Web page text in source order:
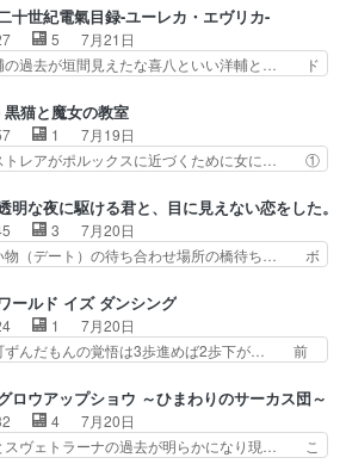
猫たちのその後が描か… 王子の旅の始まりは
にそうでしたよね！… リゼロ見終わっちゃっ
のぼの系がいいか…
の時台に乗ってるサラサ可愛いw学… ナイ
シフォンリッツの出番が多くて嬉し… 石田で
つワルだな。なぜ大猿に変身した… 2冊目の
の書は学長の手に1話冒頭と合… アリシアと
にロリ化されて学生にされ… これはいい黒沢
よ。笑いのセンスも合う… ナイエのリアクシ
が面白い。ローメイン…
十世紀電氣目録-ユーレカ・エヴリカ-
5
7月21日
の過去が垣間見えたな喜八といい洋輔と… ド
録に固執する理由もほぼ明らかとな… これ京
だったのかそのわりにはそこまで… 清六兄ち
と喜八、清六と洋輔それぞれの… 化学的作用
りて継続して…電池と称すっ… 洋輔、清六の
みんなで物作りで一気に… 作画は最高なのに
つまらない。やっぱ京… 天下り式に竹のフィ
ントが出てきたのは…
黒猫と魔女の教室
1
7月19日
トレアがポルックスに近づくために女に… ①
ストレアの野望による性転換、後半… アスト
君の作戦に皆巻き込まれてて草捕… アストレ
作った薬によって男女入れ替わ… アルトレア
ルックスのこと好きとは言え… アストレアが
騒動と賑やかでいいねw… 偉大な父を持つが
悩(独自のおっぱい論… 鉄板中の鉄板、性転
酩酊ネタの二連発(…
明な夜に駆ける君と、目に見えない恋をした。
3
7月20日
物（デート）の待ち合わせ場所の橋待ち… ボ
らす打ち上げ花火。人混みの中、み… どんど
ュンが増えていく展開に毎回わく… ちょこっ
ければと風が吹き手元にあった… 』は、率直
って脚本と演出が悪いと思う… 小春の目が見
空野の億劫さがリアルだ… かけると小春、二
一緒に過ごす時間が描… ヒロインの目が不自
から音を大切にして…
ールド イズ ダンシング
1
7月20日
ずんだもんの覚悟は3歩進めば2歩下が… 前
人公の漫画がアニメになったらし… 壮絶だっ
分で2時間の映画のように… すべての表現
タリと揃った傑作本当に素… たまに現れて謎
ドバイスをしてくれるお… 可愛いキャラデザ
ロウアップショウ ～ひまわりのサーカス団～
4
7月20日
スヴェトラーナの過去が明らかになり現… こ